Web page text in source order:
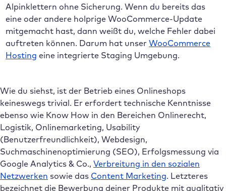
Alpinklettern ohne Sicherung. Wenn du bereits das
eine oder andere holprige WooCommerce-Update
mitgemacht hast, dann weißt du, welche Fehler dabei
auftreten können. Darum hat unserWooCommerce
Hosting eine integrierte Staging Umgebung.
Wie du siehst, ist der Betrieb eines Onlineshops
keineswegs trivial. Er erfordert technische Kenntnisse
ebenso wie Know How in den Bereichen Onlinerecht,
Logistik, Onlinemarketing, Usability
(Benutzerfreundlichkeit), Webdesign,
Suchmaschinenoptimierung (SEO), Erfolgsmessung via
Google Analytics & Co., Verbreitung in den sozialen
Netzwerken sowie das Content Marketing. Letzteres
bezeichnet die Bewerbung deiner Produkte mit qualitativ